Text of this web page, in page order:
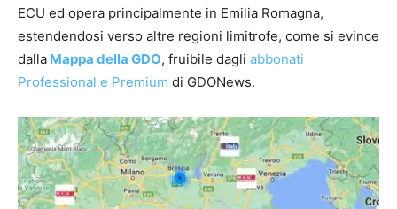
ECU ed opera principalmente in Emilia Romagna,
estendendosi verso altre regioni limitrofe, come si evince
dalla Mappa della GDO, fruibile dagli abbonati
Professional e Premium di GDONews.